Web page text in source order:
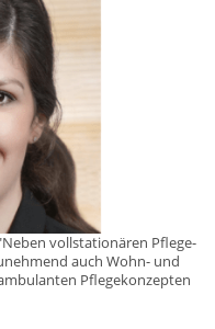
vollstationären Pflege-
auch Wohn- und
Pflegekonzepten